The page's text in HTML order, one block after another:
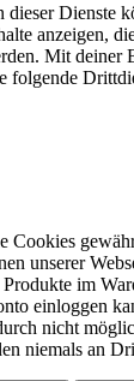
dieser Dienste
anzeigen,
Mit deiner
folgende
Cookies
unserer
im
einloggen
nicht
niemals an